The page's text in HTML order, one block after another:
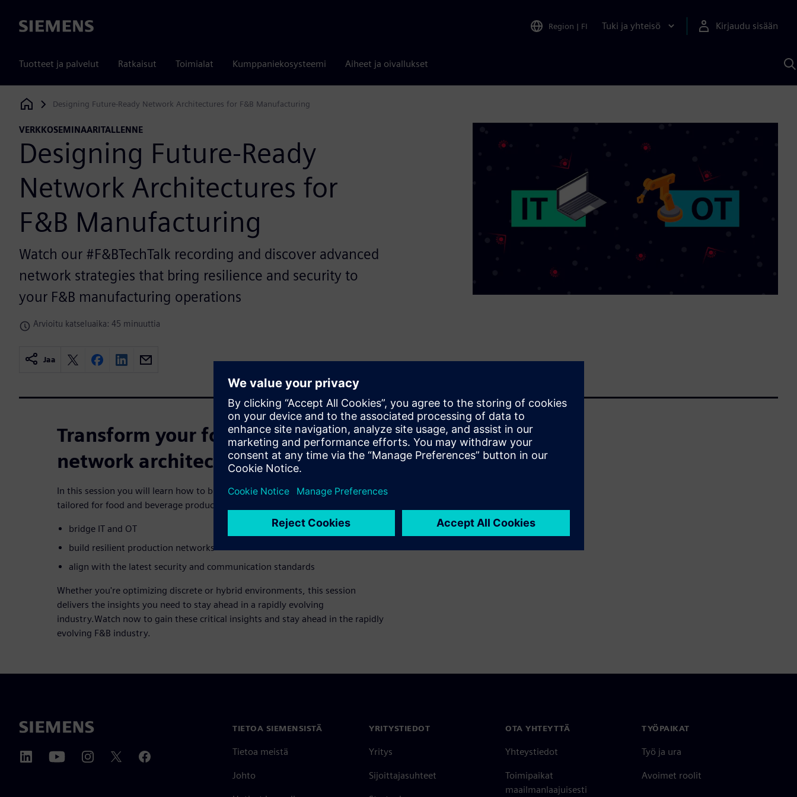
Siemens Region | FI Tuki ja yhteisö Kirjaudu sisään
Tuotteet ja palvelut Ratkaisut Toimialat Kumppaniekosysteemi Aiheet ja oivallukset
Siemens Digital Industries Software
Designing Future-Ready Network Architectures for F&B Manufacturing
VERKKOSEMINAARITALLENNE
Designing Future-Ready
Network Architectures for
F&B Manufacturing
Watch our #F&BTechTalk recording and discover advanced
network strategies that bring resilience and security to
your F&B manufacturing operations
Arvioitu katseluaika: 45 minuuttia
Jaa
Transform your food and beverage
network architecture
In this session you will learn how to build advanced network architectures
tailored for food and beverage production environments. Discover how to:
bridge IT and OT
build resilient production networks
align with the latest security and communication standards
Whether you're optimizing discrete or hybrid environments, this session
delivers the insights you need to stay ahead in a rapidly evolving
industry.Watch now to gain these critical insights and stay ahead in the rapidly
evolving F&B industry.
TIETOA SIEMENSISTÄ
Tietoa meistä
Johto
YRITYSTIEDOT
Yritys
Sijoittajasuhteet
OTA YHTEYTTÄ
Yhteystiedot
Toimipaikat
maailmanlaajuisesti
TYÖPAIKAT
Työ ja ura
Avoimet roolit